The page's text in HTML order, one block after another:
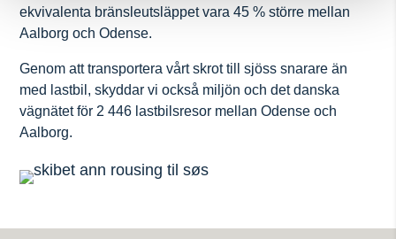
ekvivalenta bränsleutsläppet vara 45 % större mellan
Aalborg och Odense.
Genom att transportera vårt skrot till sjöss snarare än
med lastbil, skyddar vi också miljön och det danska
vägnätet för 2 446 lastbilsresor mellan Odense och
Aalborg.